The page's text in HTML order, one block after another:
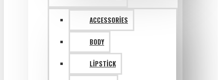
ACCESSORIES
BODY
LIPSTICK